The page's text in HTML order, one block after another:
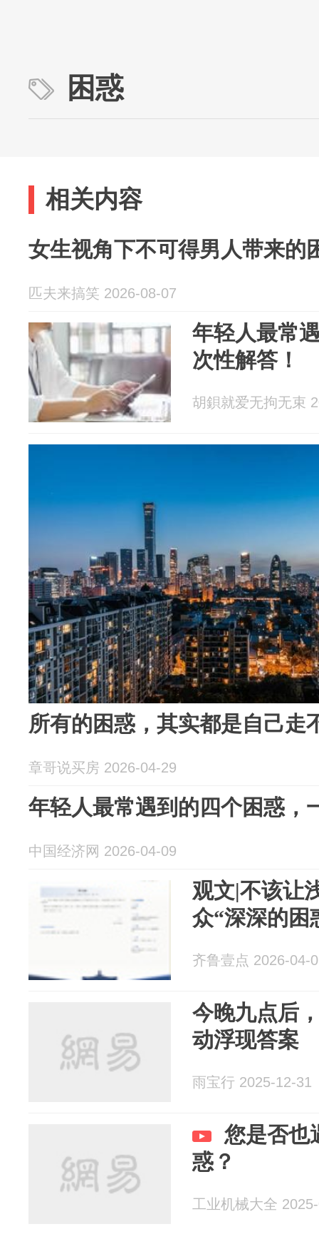
困惑
相关内容
女生视角下不可得男人带来的
匹夫来搞笑 2026-08-07
年轻人最常
次性解答！
胡鋇就爱无拘无束
所有的困惑，其实都是自己走
章哥说买房 2026-04-29
年轻人最常遇到的四个困惑，
中国经济网 2026-04-09
观文|不该让
众“深深的困
齐鲁壹点 2026-04-
今晚九点后
动浮现答案
雨宝行 2025-12-31
您是否也
惑？
工业机械大全